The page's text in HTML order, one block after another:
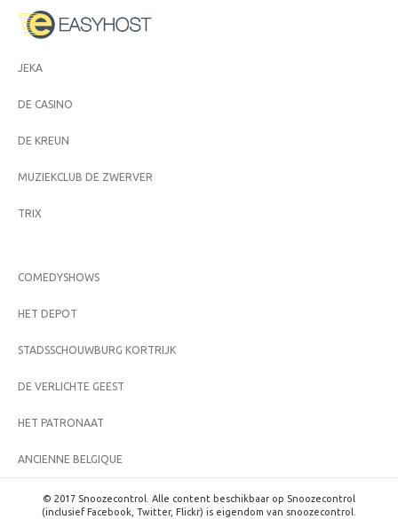
JEKA
DE CASINO
DE KREUN
MUZIEKCLUB DE ZWERVER
TRIX
COMEDYSHOWS
HET DEPOT
STADSSCHOUWBURG KORTRIJK
DE VERLICHTE GEEST
HET PATRONAAT
ANCIENNE BELGIQUE
© 2017 Snoozecontrol. Alle content beschikbaar op Snoozecontrol
(inclusief Facebook, Twitter, Flickr) is eigendom van snoozecontrol.